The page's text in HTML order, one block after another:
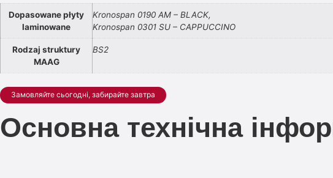
Dopasowane płyty
laminowane
Kronospan 0190 AM – BLACK,
Kronospan 0301 SU – CAPPUCCINO
Rodzaj struktury
MAAG
BS2
Замовляйте сьогодні, забирайте завтра
Основна технічна